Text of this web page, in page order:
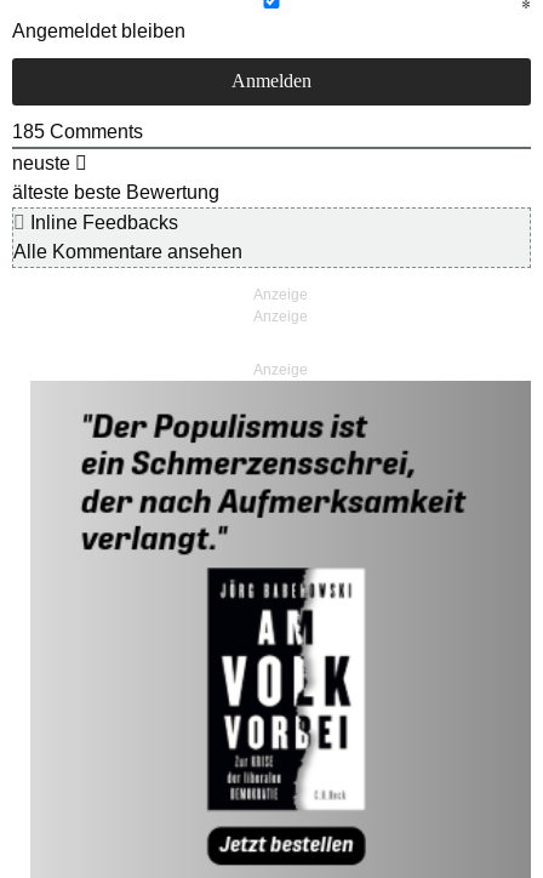
Angemeldet bleiben
185 Comments
neuste
älteste beste Bewertung
Inline Feedbacks
Alle Kommentare ansehen
Anzeige